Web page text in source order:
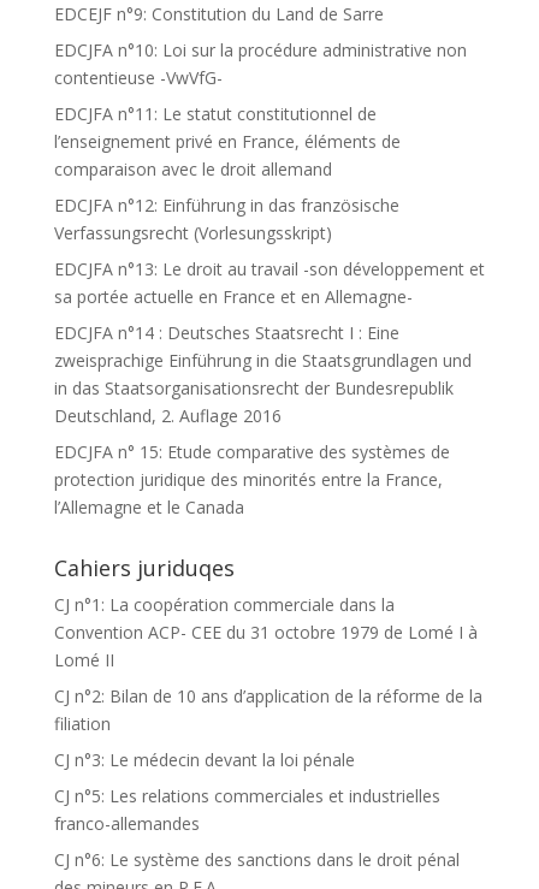
EDCEJF n°9: Constitution du Land de Sarre
EDCJFA n°10: Loi sur la procédure administrative non
contentieuse -VwVfG-
EDCJFA n°11: Le statut constitutionnel de
l’enseignement privé en France, éléments de
comparaison avec le droit allemand
EDCJFA n°12: Einführung in das französische
Verfassungsrecht (Vorlesungsskript)
EDCJFA n°13: Le droit au travail -son développement et
sa portée actuelle en France et en Allemagne-
EDCJFA n°14 : Deutsches Staatsrecht I : Eine
zweisprachige Einführung in die Staatsgrundlagen und
in das Staatsorganisationsrecht der Bundesrepublik
Deutschland, 2. Auflage 2016
EDCJFA n° 15: Etude comparative des systèmes de
protection juridique des minorités entre la France,
l’Allemagne et le Canada
Cahiers juriduqes
CJ n°1: La coopération commerciale dans la
Convention ACP- CEE du 31 octobre 1979 de Lomé I à
Lomé II
CJ n°2: Bilan de 10 ans d’application de la réforme de la
filiation
CJ n°3: Le médecin devant la loi pénale
CJ n°5: Les relations commerciales et industrielles
franco-allemandes
CJ n°6: Le système des sanctions dans le droit pénal